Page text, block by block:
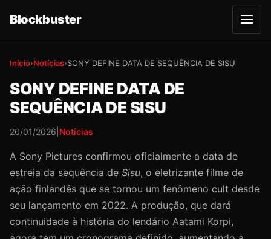
Blockbuster
A
b
r
Início›Notícias›SONY DEFINE DATA DE SEQUÊNCIA DE SISU
SONY DEFINE DATA DE
SEQUÊNCIA DE SISU
20/01/2026 Notícias
A Sony Pictures confirmou oficialmente a data de
estreia da sequência de Sisu, o eletrizante filme de
ação finlandês que se tornou um fenômeno cult desde
seu lançamento em 2022. A produção, que dará
continuidade à história do lendário Aatami Korpi,